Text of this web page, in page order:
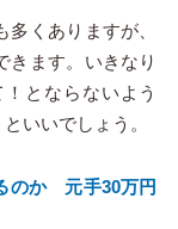
くありますが、
きます。いきなり
とならないよう
いいでしょう。
のか 元手30万円